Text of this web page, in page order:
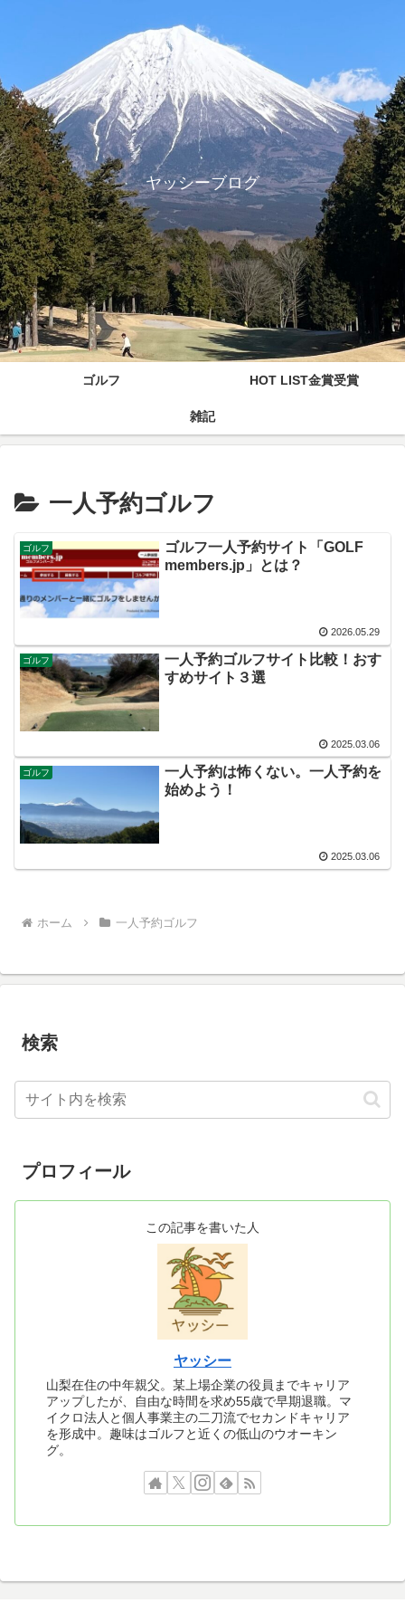
ヤッシーブログ
ゴルフ HOT LIST金賞受賞
雑記
一人予約ゴルフ
ゴルフ
ゴルフ一人予約サイト「GOLF
members.jp」とは？
2026.05.29
ゴルフ
一人予約ゴルフサイト比較！おす
すめサイト３選
2025.03.06
ゴルフ
一人予約は怖くない。一人予約を
始めよう！
2025.03.06
ホーム 一人予約ゴルフ
検索
プロフィール
この記事を書いた人
ヤッシー
山梨在住の中年親父。某上場企業の役員までキャリア
アップしたが、自由な時間を求め55歳で早期退職。マ
イクロ法人と個人事業主の二刀流でセカンドキャリア
を形成中。趣味はゴルフと近くの低山のウオーキン
グ。